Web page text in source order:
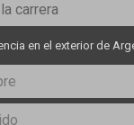
en el exterior de